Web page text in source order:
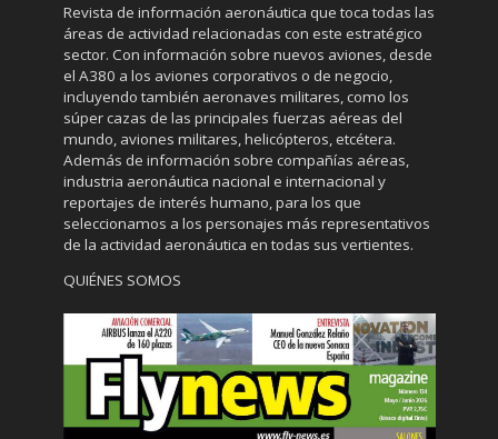
Revista de información aeronáutica que toca todas las
áreas de actividad relacionadas con este estratégico
sector. Con información sobre nuevos aviones, desde
el A380 a los aviones corporativos o de negocio,
incluyendo también aeronaves militares, como los
súper cazas de las principales fuerzas aéreas del
mundo, aviones militares, helicópteros, etcétera.
Además de información sobre compañías aéreas,
industria aeronáutica nacional e internacional y
reportajes de interés humano, para los que
seleccionamos a los personajes más representativos
de la actividad aeronáutica en todas sus vertientes.
QUIÉNES SOMOS